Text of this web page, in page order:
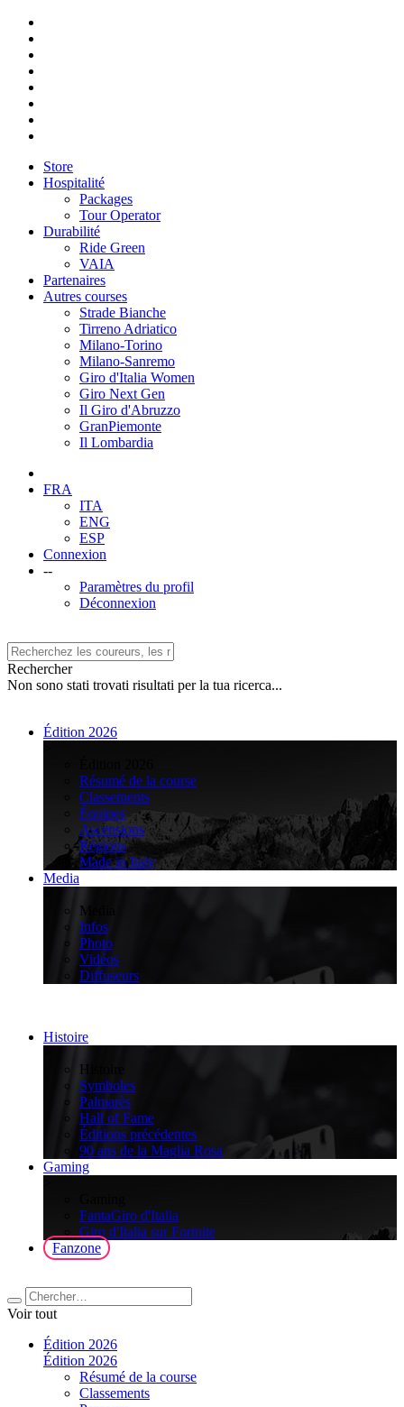
Store
Hospitalité
Packages
Tour Operator
Durabilité
Ride Green
VAIA
Partenaires
Autres courses
Strade Bianche
Tirreno Adriatico
Milano-Torino
Milano-Sanremo
Giro d'Italia Women
Giro Next Gen
Il Giro d'Abruzzo
GranPiemonte
Il Lombardia
FRA
ITA
ENG
ESP
Connexion
--
Paramètres du profil
Déconnexion
Rechercher
Non sono stati trovati risultati per la tua ricerca...
Édition 2026
Résumé de la course
Classements
Équipes
Ascensions
Régions
Made in Italy
Media
Media
Infos
Photo
Vidéos
Diffuseurs
Histoire
Histoire
Symboles
Palmarès
Hall of Fame
Éditions précédentes
90 ans de la Maglia Rosa
Gaming
FantaGiro d'Italia
Giro d'Italia sur Fortnite
Fanzone
Voir tout
Édition 2026
Édition 2026
Résumé de la course
Classements